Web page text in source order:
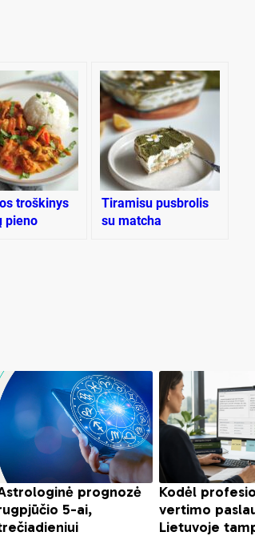
troškinys
pieno
Tiramisu pusbrolis
su matcha